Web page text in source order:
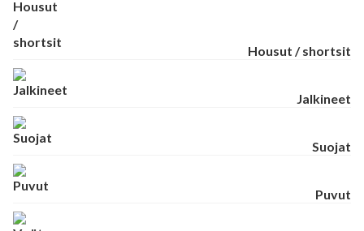
Housut / shortsit
Jalkineet
Suojat
Puvut